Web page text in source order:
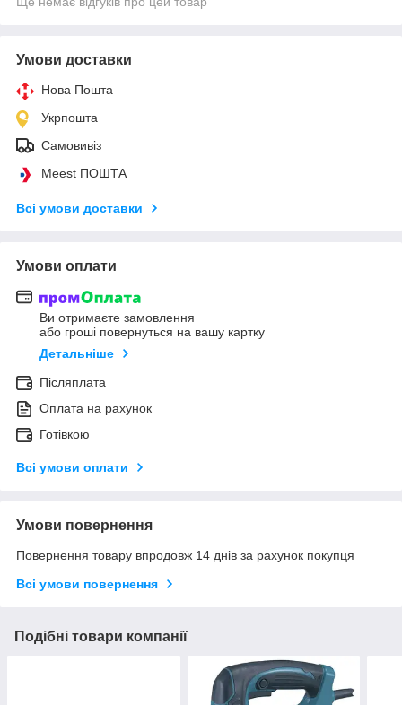
Умови доставки
Нова Пошта
Укрпошта
Самовивіз
Meest ПОШТА
Всі умови доставки
Умови оплати
Ви отримаєте замовлення
або гроші повернуться на вашу картку
Детальніше
Післяплата
Оплата на рахунок
Готівкою
Всі умови оплати
Умови повернення
Повернення товару впродовж 14 днів за рахунок покупця
Всі умови повернення
Подібні товари компанії